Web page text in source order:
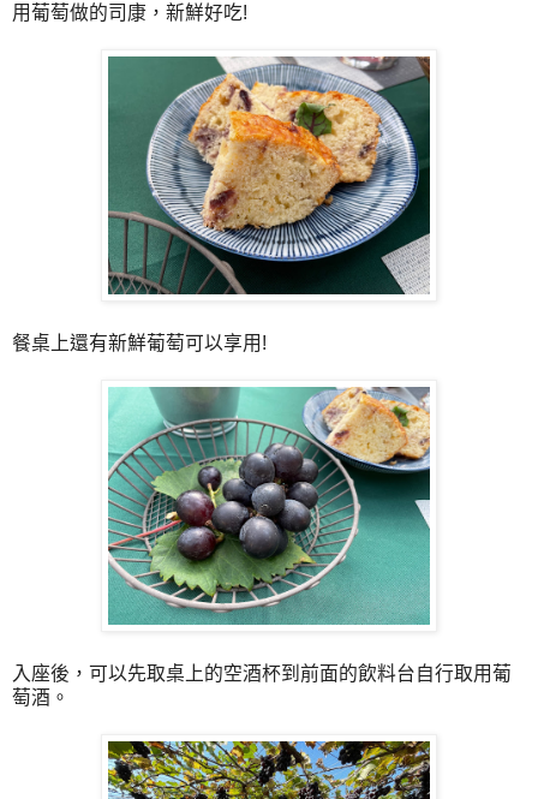
用葡萄做的司康，新鮮好吃!
餐桌上還有新鮮葡萄可以享用!
入座後，可以先取桌上的空酒杯到前面的飲料台自行取用葡
萄酒。